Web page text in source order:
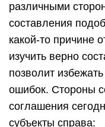
различными
составления
какой-то причине
изучить верно
позволит
ошибок. Стороны
соглашения
субъекты справа: